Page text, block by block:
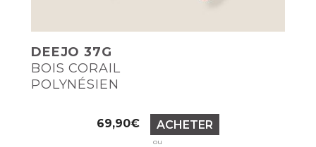
DEEJO 37G
BOIS CORAIL
POLYNÉSIEN
Prix
69,90€ ACHETER
ou